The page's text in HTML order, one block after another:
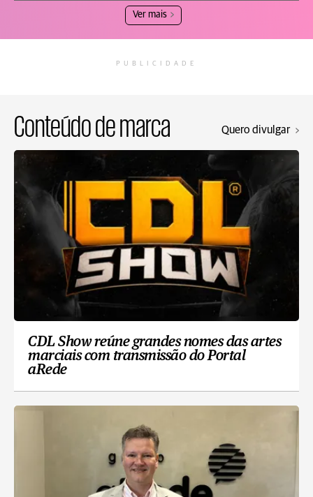
Ver mais
PUBLICIDADE
Conteúdo de marca Quero divulgar
CDL Show reúne grandes nomes das artes
marciais com transmissão do Portal
aRede